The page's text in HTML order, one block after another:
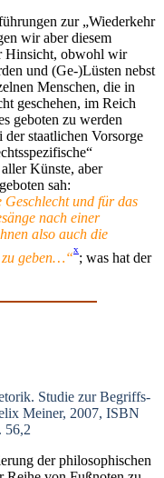
zur „Wiederkehr
wir aber diesem
Hinsicht, obwohl wir
und (Ge-)Lüsten nebst
Menschen, die in
geschehen, im Reich
geboten zu werden
staatlichen Vorsorge
Künste, aber
sah:
Geschlecht und für das
nach einer
also auch die
zu geben…“
x
; was hat der
Studie zur Begriffs-
Meiner, 2007, ISBN
56,2
der philosophischen